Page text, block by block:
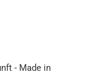
- Made in